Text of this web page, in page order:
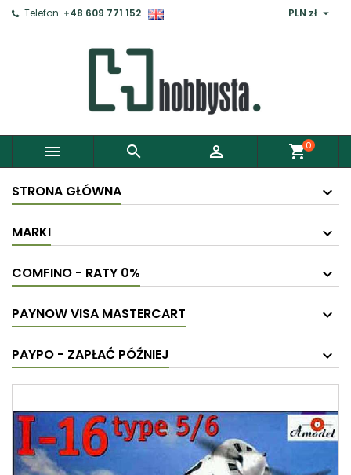
Telefon: +48 609 771 152 PLN zł 
   shopping_cart0
STRONA GŁÓWNA
MARKI
COMFINO - RATY 0%
PAYNOW VISA MASTERCART
PAYPO - ZAPŁAĆ PÓŹNIEJ